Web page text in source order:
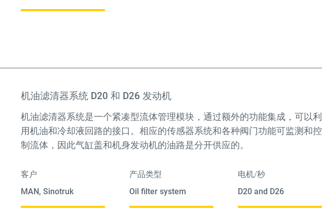
机油滤清器系统 D20 和 D26 发动机
机油滤清器系统是一个紧凑型流体管理模块，通过额外的功能集成，可以利
用机油和冷却液回路的接口。相应的传感器系统和各种阀门功能可监测和控
制流体，因此气缸盖和机身发动机的油路是分开供应的。
客户
MAN, Sinotruk
产品类型
Oil filter system
电机/秒
D20 and D26